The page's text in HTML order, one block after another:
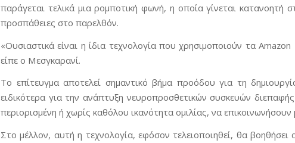
παράγεται τελικά μια ρομποτική φωνή, η οποία γίνεται
προσπάθειες στο παρελθόν.
«Ουσιαστικά είναι η ίδια τεχνολογία που χρησιμοποιούν τα
είπε ο Μεσγκαρανί.
Το επίτευγμα αποτελεί σημαντικό βήμα προόδου για τη
ειδικότερα για την ανάπτυξη νευροπροσθετικών συσκευών
περιορισμένη ή χωρίς καθόλου ικανότητα ομιλίας, να
Στο μέλλον, αυτή η τεχνολογία, εφόσον τελειοποιηθεί, θα